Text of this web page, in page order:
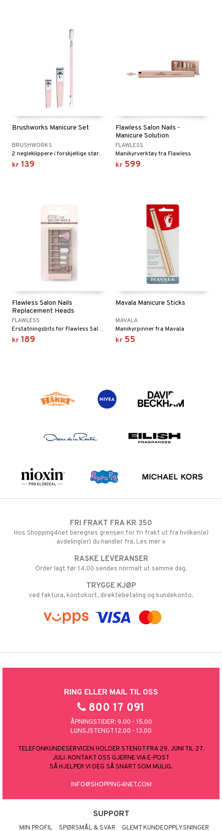
Brushworks Manicure Set
BRUSHWORKS
2 negleklippere i forskjellige størrelser + dobbelt-endet Cuticle Pusher fra Brushworks
kr 139
Flawless Salon Nails -
Manicure Solution
FLAWLESS
Manikyrverktøy fra Flawless
kr 599
Flawless Salon Nails
Replacement Heads
FLAWLESS
Erstatningsbits for Flawless Salon Nails
kr 189
Mavala Manicure Sticks
MAVALA
Manikyrpinner fra Mavala
kr 55
FRI FRAKT FRA KR 350
Hos Shopping4net beregnes grensen for fri frakt ut fra hvilken(e)
avdeling(er) du handler fra. Les mer »
RASKE LEVERANSER
Order lagt før 14.00 sendes normalt ut samme dag.
TRYGGE KJØP
ved faktura, kontokort, direktebetaling og kundekonto.
RING ELLER MAIL TIL OSS
800 17 091
ÅPNINGSTIDER: 9.00 - 15.00
LUNSJSTENGT 12.00 - 13.00
TELEFONKUNDESERVICEN HOLDER STENGT FRA 29. JUNI TIL 27.
JULI. KONTAKT OSS GJERNE VIA E-POST
SÅ HJELPER VI DEG SÅ SNART SOM MULIG.
INFO@SHOPPING4NET.COM
SUPPORT
MIN PROFIL SPØRSMÅL & SVAR GLEMT KUNDEOPPLYSNINGER